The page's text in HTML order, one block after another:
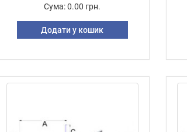
Сума: 0.00 грн.
Додати у кошик